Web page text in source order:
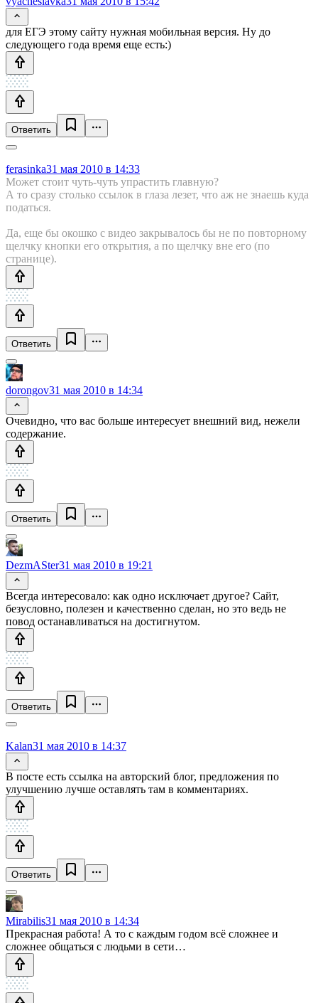
для ЕГЭ этому сайту нужная мобильная версия. Ну до
следующего года время еще есть:)
Ответить
ferasinka31 мая 2010 в 14:33
Может стоит чуть-чуть упрастить главную?
А то сразу столько ссылок в глаза лезет, что аж не знаешь куда
податься.
Да, еще бы окошко с видео закрывалось бы не по повторному
щелчку кнопки его открытия, а по щелчку вне его (по
странице).
Ответить
dorongov31 мая 2010 в 14:34
Очевидно, что вас больше интересует внешний вид, нежели
содержание.
Ответить
DezmASter31 мая 2010 в 19:21
Всегда интересовало: как одно исключает другое? Сайт,
безусловно, полезен и качественно сделан, но это ведь не
повод останавливаться на достигнутом.
Ответить
Kalan31 мая 2010 в 14:37
В посте есть ссылка на авторский блог, предложения по
улучшению лучше оставлять там в комментариях.
Ответить
Mirabilis31 мая 2010 в 14:34
Прекрасная работа! А то с каждым годом всё сложнее и
сложнее общаться с людьми в сети…